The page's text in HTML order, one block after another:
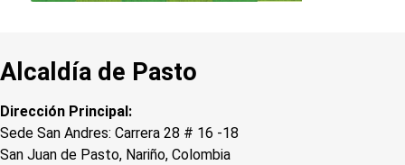
Alcaldía de Pasto
Dirección Principal:
Sede San Andres: Carrera 28 # 16 -18
San Juan de Pasto, Nariño, Colombia